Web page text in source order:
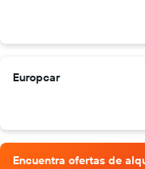
Europcar
Encuentra ofertas de